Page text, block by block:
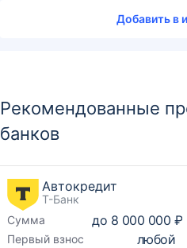
Добавить в
Рекомендованные
банков
Автокредит
Т-Банк
Сумма
до 8 000 000 ₽
Первый взнос любой